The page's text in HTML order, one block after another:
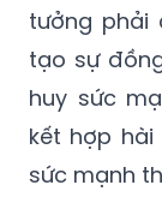
tưởng phải
tạo sự
huy sức
kết hợp
sức mạnh